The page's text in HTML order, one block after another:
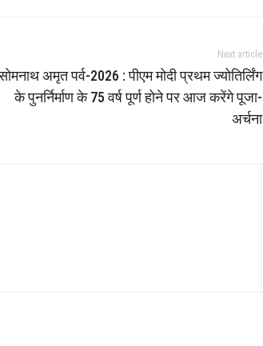
Next article
अमृत पर्व-2026 : पीएम मोदी प्रथम ज्योतिर्लिंग
के पुनर्निर्माण के 75 वर्ष पूर्ण होने पर आज करेंगे पूजा-
अर्चना